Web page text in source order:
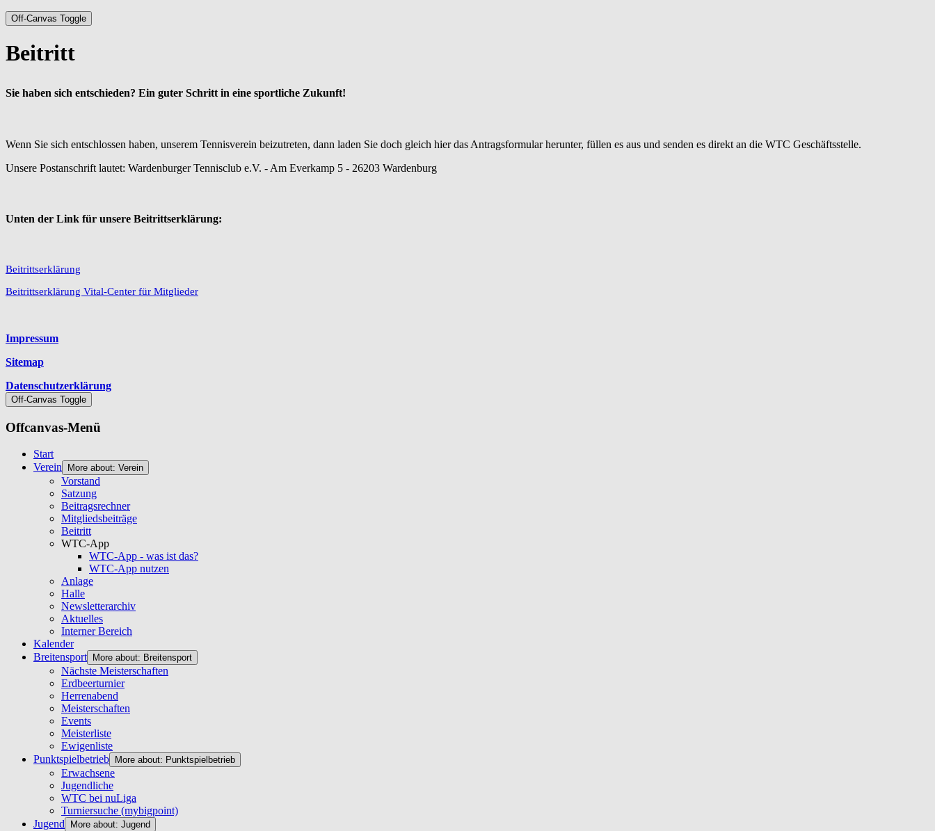
Off-Canvas Toggle
Beitritt
Sie haben sich entschieden? Ein guter Schritt in eine sportliche Zukunft!
Wenn Sie sich entschlossen haben, unserem Tennisverein beizutreten, dann laden Sie doch gleich hier das Antragsformular herunter, füllen es aus und senden es direkt an die WTC Geschäftsstelle.
Unsere Postanschrift lautet: Wardenburger Tennisclub e.V. - Am Everkamp 5 - 26203 Wardenburg
Unten der Link für unsere Beitrittserklärung:
Beitrittserklärung
Beitrittserklärung Vital-Center für Mitglieder
Impressum
Sitemap
Datenschutzerklärung
Off-Canvas Toggle
Offcanvas-Menü
Start
Verein
More about: Verein
Vorstand
Satzung
Beitragsrechner
Mitgliedsbeiträge
Beitritt
WTC-App
WTC-App - was ist das?
WTC-App nutzen
Anlage
Halle
Newsletterarchiv
Aktuelles
Interner Bereich
Kalender
Breitensport
More about: Breitensport
Nächste Meisterschaften
Erdbeerturnier
Herrenabend
Meisterschaften
Events
Meisterliste
Ewigenliste
Punktspielbetrieb
More about: Punktspielbetrieb
Erwachsene
Jugendliche
WTC bei nuLiga
Turniersuche (mybigpoint)
Jugend
More about: Jugend